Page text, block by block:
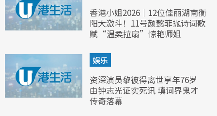
香港小姐2026｜12位佳丽湖南衡
阳大激斗！11号颜懿菲抛诗词歌
赋“温柔拉扇”惊艳师姐
娱乐
资深演员黎彼得离世享年76岁
由钟志光证实死讯 填词界鬼才
传奇落幕